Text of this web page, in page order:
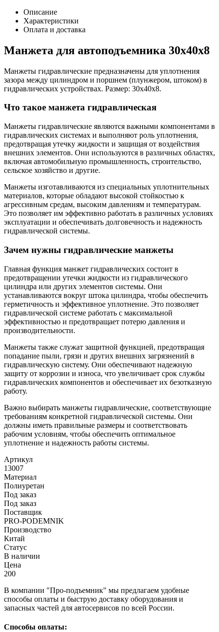
Описание
Характеристики
Оплата и доставка
Манжета для автоподъемника 30х40х8
Манжеты гидравлические предназначены для уплотнения
зазора между цилиндром и поршнем (плунжером, штоком) в
гидравлических устройствах. Размер: 30х40х8.
Что такое манжета гидравлическая
Манжеты гидравлические являются важными компонентами в
гидравлических системах и выполняют роль уплотнения,
предотвращая утечку жидкости и защищая от воздействия
внешних элементов. Они используются в различных областях,
включая автомобильную промышленность, строительство,
сельское хозяйство и другие.
Манжеты изготавливаются из специальных уплотнительных
материалов, которые обладают высокой стойкостью к
агрессивным средам, высоким давлениям и температурам.
Это позволяет им эффективно работать в различных условиях
эксплуатации и обеспечивать долговечность и надежность
гидравлической системы.
Зачем нужны гидравлические манжеты
Главная функция манжет гидравлических состоит в
предотвращении утечки жидкости из гидравлического
цилиндра или других элементов системы. Они
устанавливаются вокруг штока цилиндра, чтобы обеспечить
герметичность и эффективное уплотнение. Это позволяет
гидравлической системе работать с максимальной
эффективностью и предотвращает потерю давления и
производительности.
Манжеты также служат защитной функцией, предотвращая
попадание пыли, грязи и других внешних загрязнений в
гидравлическую систему. Они обеспечивают надежную
защиту от коррозии и износа, что увеличивает срок службы
гидравлических компонентов и обеспечивает их безотказную
работу.
Важно выбирать манжеты гидравлические, соответствующие
требованиям конкретной гидравлической системы. Они
должны иметь правильные размеры и соответствовать
рабочим условиям, чтобы обеспечить оптимальное
уплотнение и надежность работы системы.
Артикул
13007
Материал
Полиуретан
Под заказ
Под заказ
Поставщик
PRO-PODEMNIK
Производство
Китай
Статус
В наличии
Цена
200
В компании "Про-подъемник" мы предлагаем удобные
способы оплаты и быструю доставку оборудования и
запасных частей для автосервисов по всей России.
Способы оплаты: